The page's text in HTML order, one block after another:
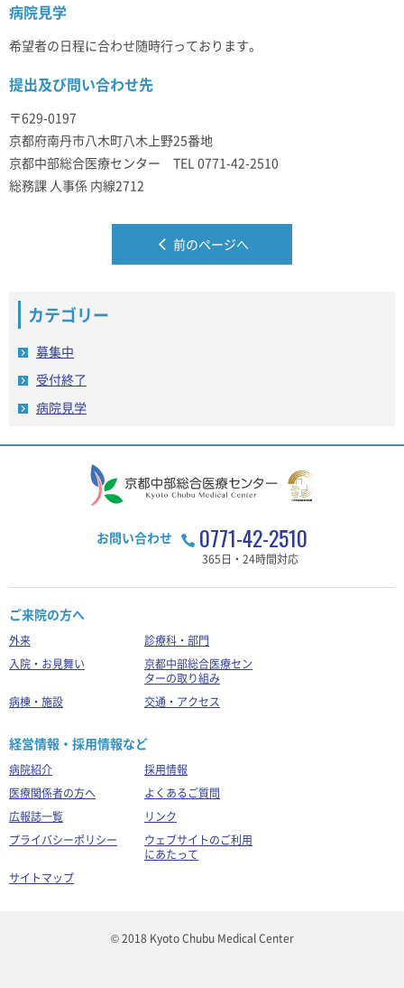
病院見学
希望者の日程に合わせ随時行っております。
提出及び問い合わせ先
〒629-0197
京都府南丹市八木町八木上野25番地
京都中部総合医療センター TEL 0771-42-2510
総務課 人事係 内線2712
前のページへ
カテゴリー
募集中
受付終了
病院見学
お問い合わせ 0771-42-2510
365日・24時間対応
ご来院の方へ
外来
診療科・部門
入院・お見舞い
京都中部総合医療セン
ターの取り組み
病棟・施設
交通・アクセス
経営情報・採用情報など
病院紹介
採用情報
医療関係者の方へ
よくあるご質問
広報誌一覧
リンク
プライバシーポリシー
ウェブサイトのご利用
にあたって
サイトマップ
© 2018 Kyoto Chubu Medical Center